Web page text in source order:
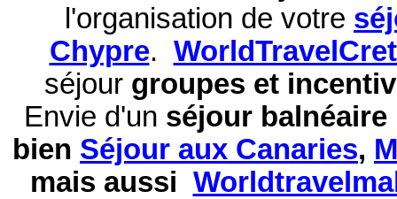
l'organisation de votre
Chypre.
séjour groupes et
Envie d'un séjour balnéaire
bien Séjour aux Canaries,
mais aussi